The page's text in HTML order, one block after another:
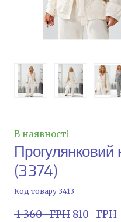
В наявності
(3374)
Код товару 3413
1 360   ГРН 810   ГРН